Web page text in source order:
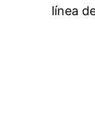
línea